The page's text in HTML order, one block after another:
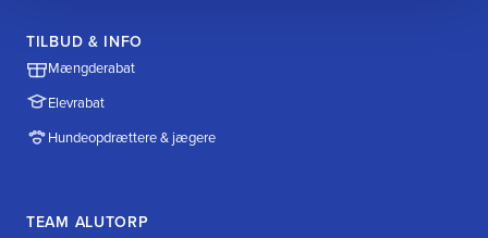
TILBUD & INFO
Mængderabat
Elevrabat
Hundeopdrættere & jægere
TEAM ALUTORP